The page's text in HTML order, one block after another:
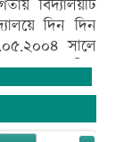
বিদ্যালয়টি
দিন দিন
সালে
মাধ্যমিক
শিক্ষা বোর্ড
শিক্ষা
দুই কক্ষ